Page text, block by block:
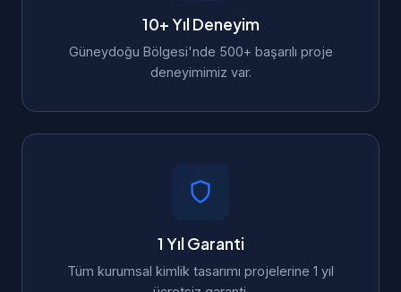
10+ Yıl Deneyim
Güneydoğu Bölgesi'nde 500+ başarılı proje
deneyimimiz var.
1 Yıl Garanti
Tüm kurumsal kimlik tasarımı projelerine 1 yıl